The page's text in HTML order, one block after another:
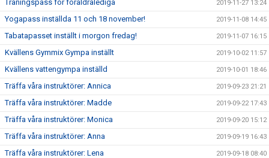
Träningspass för föräldralediga 2019-11-27 13:24
Yogapass inställda 11 och 18 november! 2019-11-08 14:45
Tabatapasset inställt i morgon fredag! 2019-11-07 16:15
Kvällens Gymmix Gympa inställt 2019-10-02 11:57
Kvällens vattengympa inställd 2019-10-01 18:46
Träffa våra instruktörer: Annica 2019-09-23 21:21
Träffa våra instruktörer: Madde 2019-09-22 17:43
Träffa våra instruktörer: Monica 2019-09-20 15:12
Träffa våra instruktörer: Anna 2019-09-19 16:43
Träffa våra instruktörer: Lena 2019-09-18 08:40